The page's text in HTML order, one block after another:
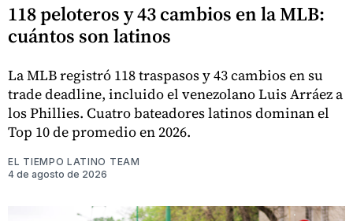
118 peloteros y 43 cambios en la MLB:
cuántos son latinos
La MLB registró 118 traspasos y 43 cambios en su
trade deadline, incluido el venezolano Luis Arráez a
los Phillies. Cuatro bateadores latinos dominan el
Top 10 de promedio en 2026.
EL TIEMPO LATINO TEAM
4 de agosto de 2026